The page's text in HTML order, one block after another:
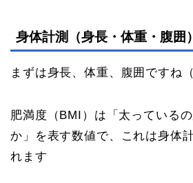
身体計測（身長・体重・腹囲）
まずは身長、体重、腹囲ですね（
肥満度（BMI）は「太っている
か」を表す数値で、これは身体
れます